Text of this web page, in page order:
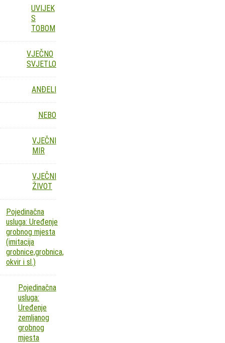
UVIJEK
S
TOBOM
VJEČNO
SVJETLO
ANĐELI
NEBO
VJEČNI
MIR
VJEČNI
ŽIVOT
Pojedinačna
usluga: Uređenje
grobnog mjesta
(imitacija
grobnice,grobnica,
okvir i sl.)
Pojedinačna
usluga:
Uređenje
zemljanog
grobnog
mjesta